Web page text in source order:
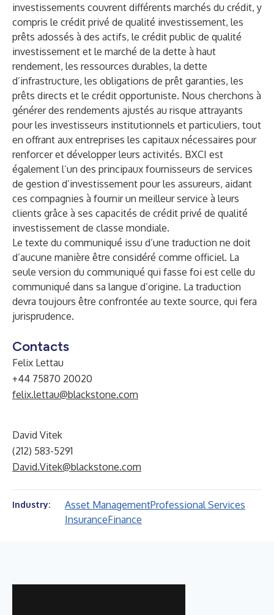
investissements couvrent différents marchés du crédit, y
compris le crédit privé de qualité investissement, les
prêts adossés à des actifs, le crédit public de qualité
investissement et le marché de la dette à haut
rendement, les ressources durables, la dette
d’infrastructure, les obligations de prêt garanties, les
prêts directs et le crédit opportuniste. Nous cherchons à
générer des rendements ajustés au risque attrayants
pour les investisseurs institutionnels et particuliers, tout
en offrant aux entreprises les capitaux nécessaires pour
renforcer et développer leurs activités. BXCI est
également l’un des principaux fournisseurs de services
de gestion d’investissement pour les assureurs, aidant
ces compagnies à fournir un meilleur service à leurs
clients grâce à ses capacités de crédit privé de qualité
investissement de classe mondiale.
Le texte du communiqué issu d’une traduction ne doit
d’aucune manière être considéré comme officiel. La
seule version du communiqué qui fasse foi est celle du
communiqué dans sa langue d’origine. La traduction
devra toujours être confrontée au texte source, qui fera
jurisprudence.
Contacts
Felix Lettau
+44 75870 20020
felix.lettau@blackstone.com
David Vitek
(212) 583-5291
David.Vitek@blackstone.com
Industry: Asset ManagementProfessional Services
InsuranceFinance